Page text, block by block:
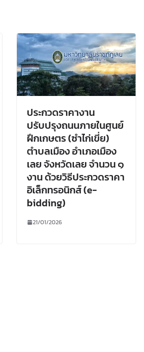
ประกวดราคางาน
ปรับปรุงถนนภายในศูนย์
ฝึกเกษตร (ซำไก่เขี่ย)
ตำบลเมือง อำเภอเมือง
เลย จังหวัดเลย จำนวน ๑
งาน ด้วยวิธีประกวดราคา
อิเล็กทรอนิกส์ (e-
bidding)
21/01/2026